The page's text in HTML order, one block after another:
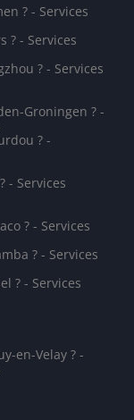
? - Services
? - Services
? - Services
Groningen ? -
? -
- Services
? - Services
? - Services
? - Services
en-Velay ? -